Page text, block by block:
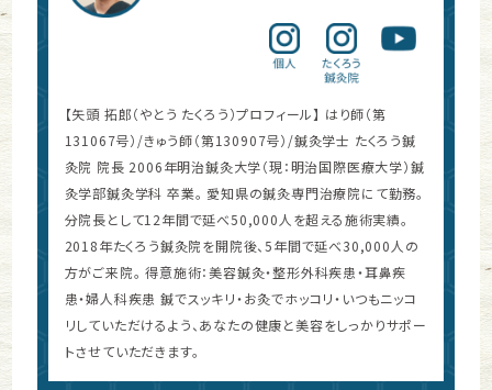
【矢頭 拓郎（やとう たくろう）プロフィール】 はり師（第
131067号）/きゅう師（第130907号）/鍼灸学士 たくろう鍼
灸院 院長 2006年明治鍼灸大学（現：明治国際医療大学）鍼
灸学部鍼灸学科 卒業。 愛知県の鍼灸専門治療院にて勤務。
分院長として12年間で延べ50,000人を超える施術実績。
2018年たくろう鍼灸院を開院後、5年間で延べ30,000人の
方がご来院。 得意施術：美容鍼灸・整形外科疾患・耳鼻疾
患・婦人科疾患 鍼でスッキリ・お灸でホッコリ・いつもニッコ
リしていただけるよう、あなたの健康と美容をしっかりサポー
トさせていただきます。